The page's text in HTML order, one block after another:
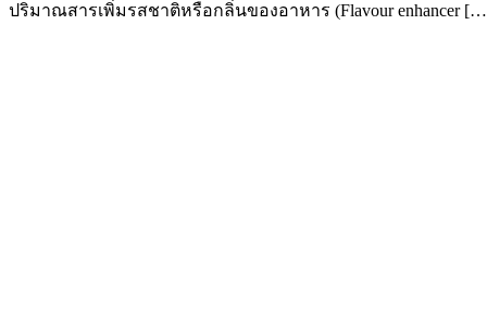
ปริมาณสารเพิ่มรสชาติหรือกลิ่นของอาหาร (Flavour enhancer